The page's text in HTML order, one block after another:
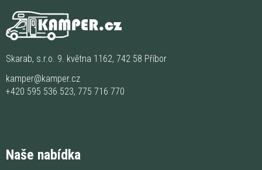
Skarab, s.r.o. 9. května 1162, 742 58 Příbor
kamper@kamper.cz
+420 595 536 523, 775 716 770
Naše nabídka